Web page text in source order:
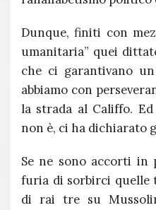
Dunque, finiti con
umanitaria” quei
che ci garantivano
abbiamo con
la strada al Califfo.
non è, ci ha dichiarato
Se ne sono accorti in
furia di sorbirci quelle
di rai tre su